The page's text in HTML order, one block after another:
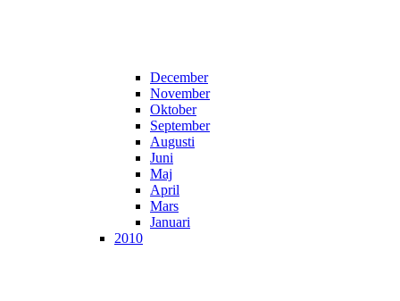
December
November
Oktober
September
Augusti
Juni
Maj
April
Mars
Januari
2010